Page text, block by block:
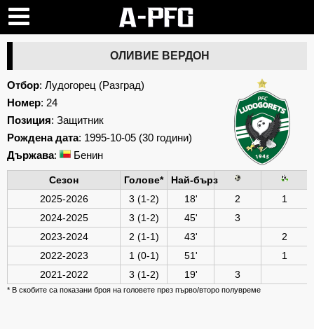
ОЛИВИЕ ВЕРДОН
Отбор: Лудогорец (Разград)
Номер: 24
Позиция: Защитник
Рождена дата: 1995-10-05 (30 години)
Държава: Бенин
Сезон Голове*
Най-бърз
2025-2026
3 (1-2) 18' 2
1
2024-2025
3 (1-2) 45'
3
2023-2024
2 (1-1) 43'
2
2022-2023
1 (0-1) 51'
1
2021-2022
3 (1-2) 19' 3
* В скобите са показани броя на головете през първо/второ полувреме